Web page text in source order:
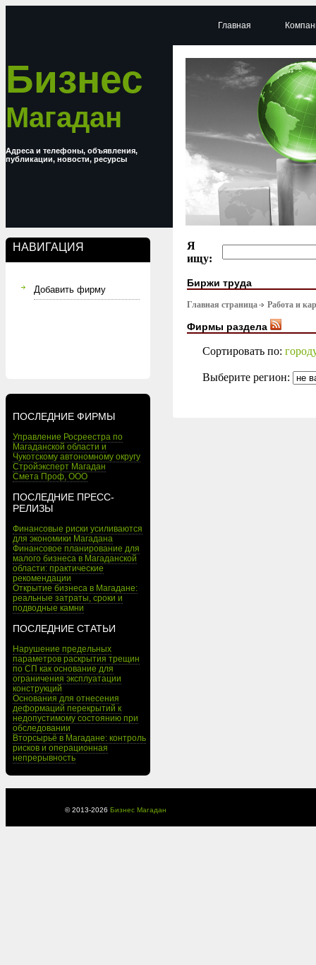
Бизнес
Магадан
Адреса и телефоны, объявления,
публикации, новости, ресурсы
НАВИГАЦИЯ
Добавить фирму
ПОСЛЕДНИЕ ФИРМЫ
Управление Росреестра по
Магаданской области и
Чукотскому автономному округу
Стройэксперт Магадан
Смета Проф, ООО
ПОСЛЕДНИЕ ПРЕСС-
РЕЛИЗЫ
Финансовые риски усиливаются
для экономики Магадана
Финансовое планирование для
малого бизнеса в Магаданской
области: практические
рекомендации
Открытие бизнеса в Магадане:
реальные затраты, сроки и
подводные камни
ПОСЛЕДНИЕ СТАТЬИ
Нарушение предельных
параметров раскрытия трещин
по СП как основание для
ограничения эксплуатации
конструкций
Основания для отнесения
деформаций перекрытий к
недопустимому состоянию при
обследовании
Вторсырьё в Магадане: контроль
рисков и операционная
непрерывность
Главная
Я
ищу:
Биржи труда
Главная страница Работа и
Фирмы раздела
Сортировать по:
Выберите регион:
© 2013-2026 Бизнес Магадан